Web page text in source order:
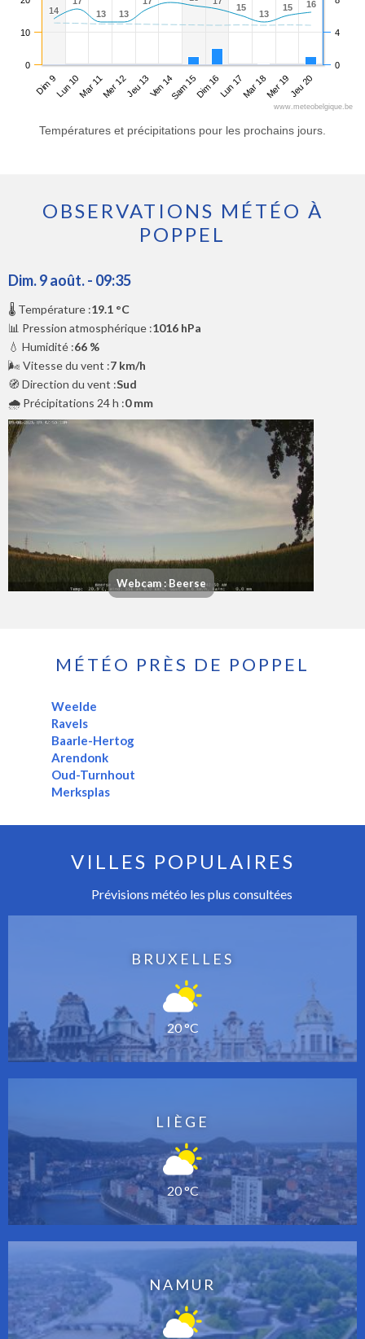
14
14
13
13 13
13
15
15
13
13
15
15 16
16
Dim 9Lun 10Mar 11Mer 12Jeu 13Ven 14Sam 15Dim 16Lun 17Mar 18Mer 19Jeu 20
0
10
0
4
www.meteobelgique.be
Températures et précipitations pour les prochains jours.
OBSERVATIONS MÉTÉO À
POPPEL
Dim. 9 août. - 09:35
🌡️ Température :19.1 °C
📊 Pression atmosphérique :1016 hPa
💧 Humidité :66 %
🌬️ Vitesse du vent :7 km/h
🧭 Direction du vent :Sud
🌧️ Précipitations 24 h :0 mm
Webcam : Beerse
MÉTÉO PRÈS DE POPPEL
Weelde
Ravels
Baarle-Hertog
Arendonk
Oud-Turnhout
Merksplas
VILLES POPULAIRES
Prévisions météo les plus consultées
BRUXELLES
20 °C
LIÈGE
20 °C
NAMUR